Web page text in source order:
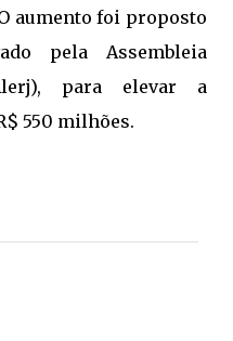
aumento foi proposto
pela Assembleia
para elevar a
550 milhões.